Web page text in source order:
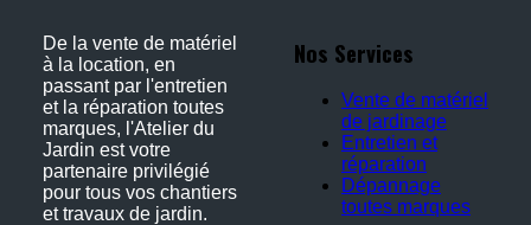
De la vente de matériel
à la location, en
passant par l'entretien
et la réparation toutes
marques, l'Atelier du
Jardin est votre
partenaire privilégié
pour tous vos chantiers
et travaux de jardin.
Nos Services
Vente de matériel
de jardinage
Entretien et
réparation
Dépannage
toutes marques